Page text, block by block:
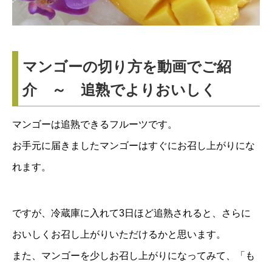
マンゴーの切り方を動画でご紹
介 ～ 追熟でよりおいしく
マンゴーは追熟できるフルーツです。
お手元に届きましたマンゴーはすぐにお召し上がりにな
れます。
ですが、冷蔵庫に入れて3日ほど追熟されると、さらに
おいしくお召し上がりいただけるかと思います。
また、マンゴーを少しお召し上がりになってみて、「も